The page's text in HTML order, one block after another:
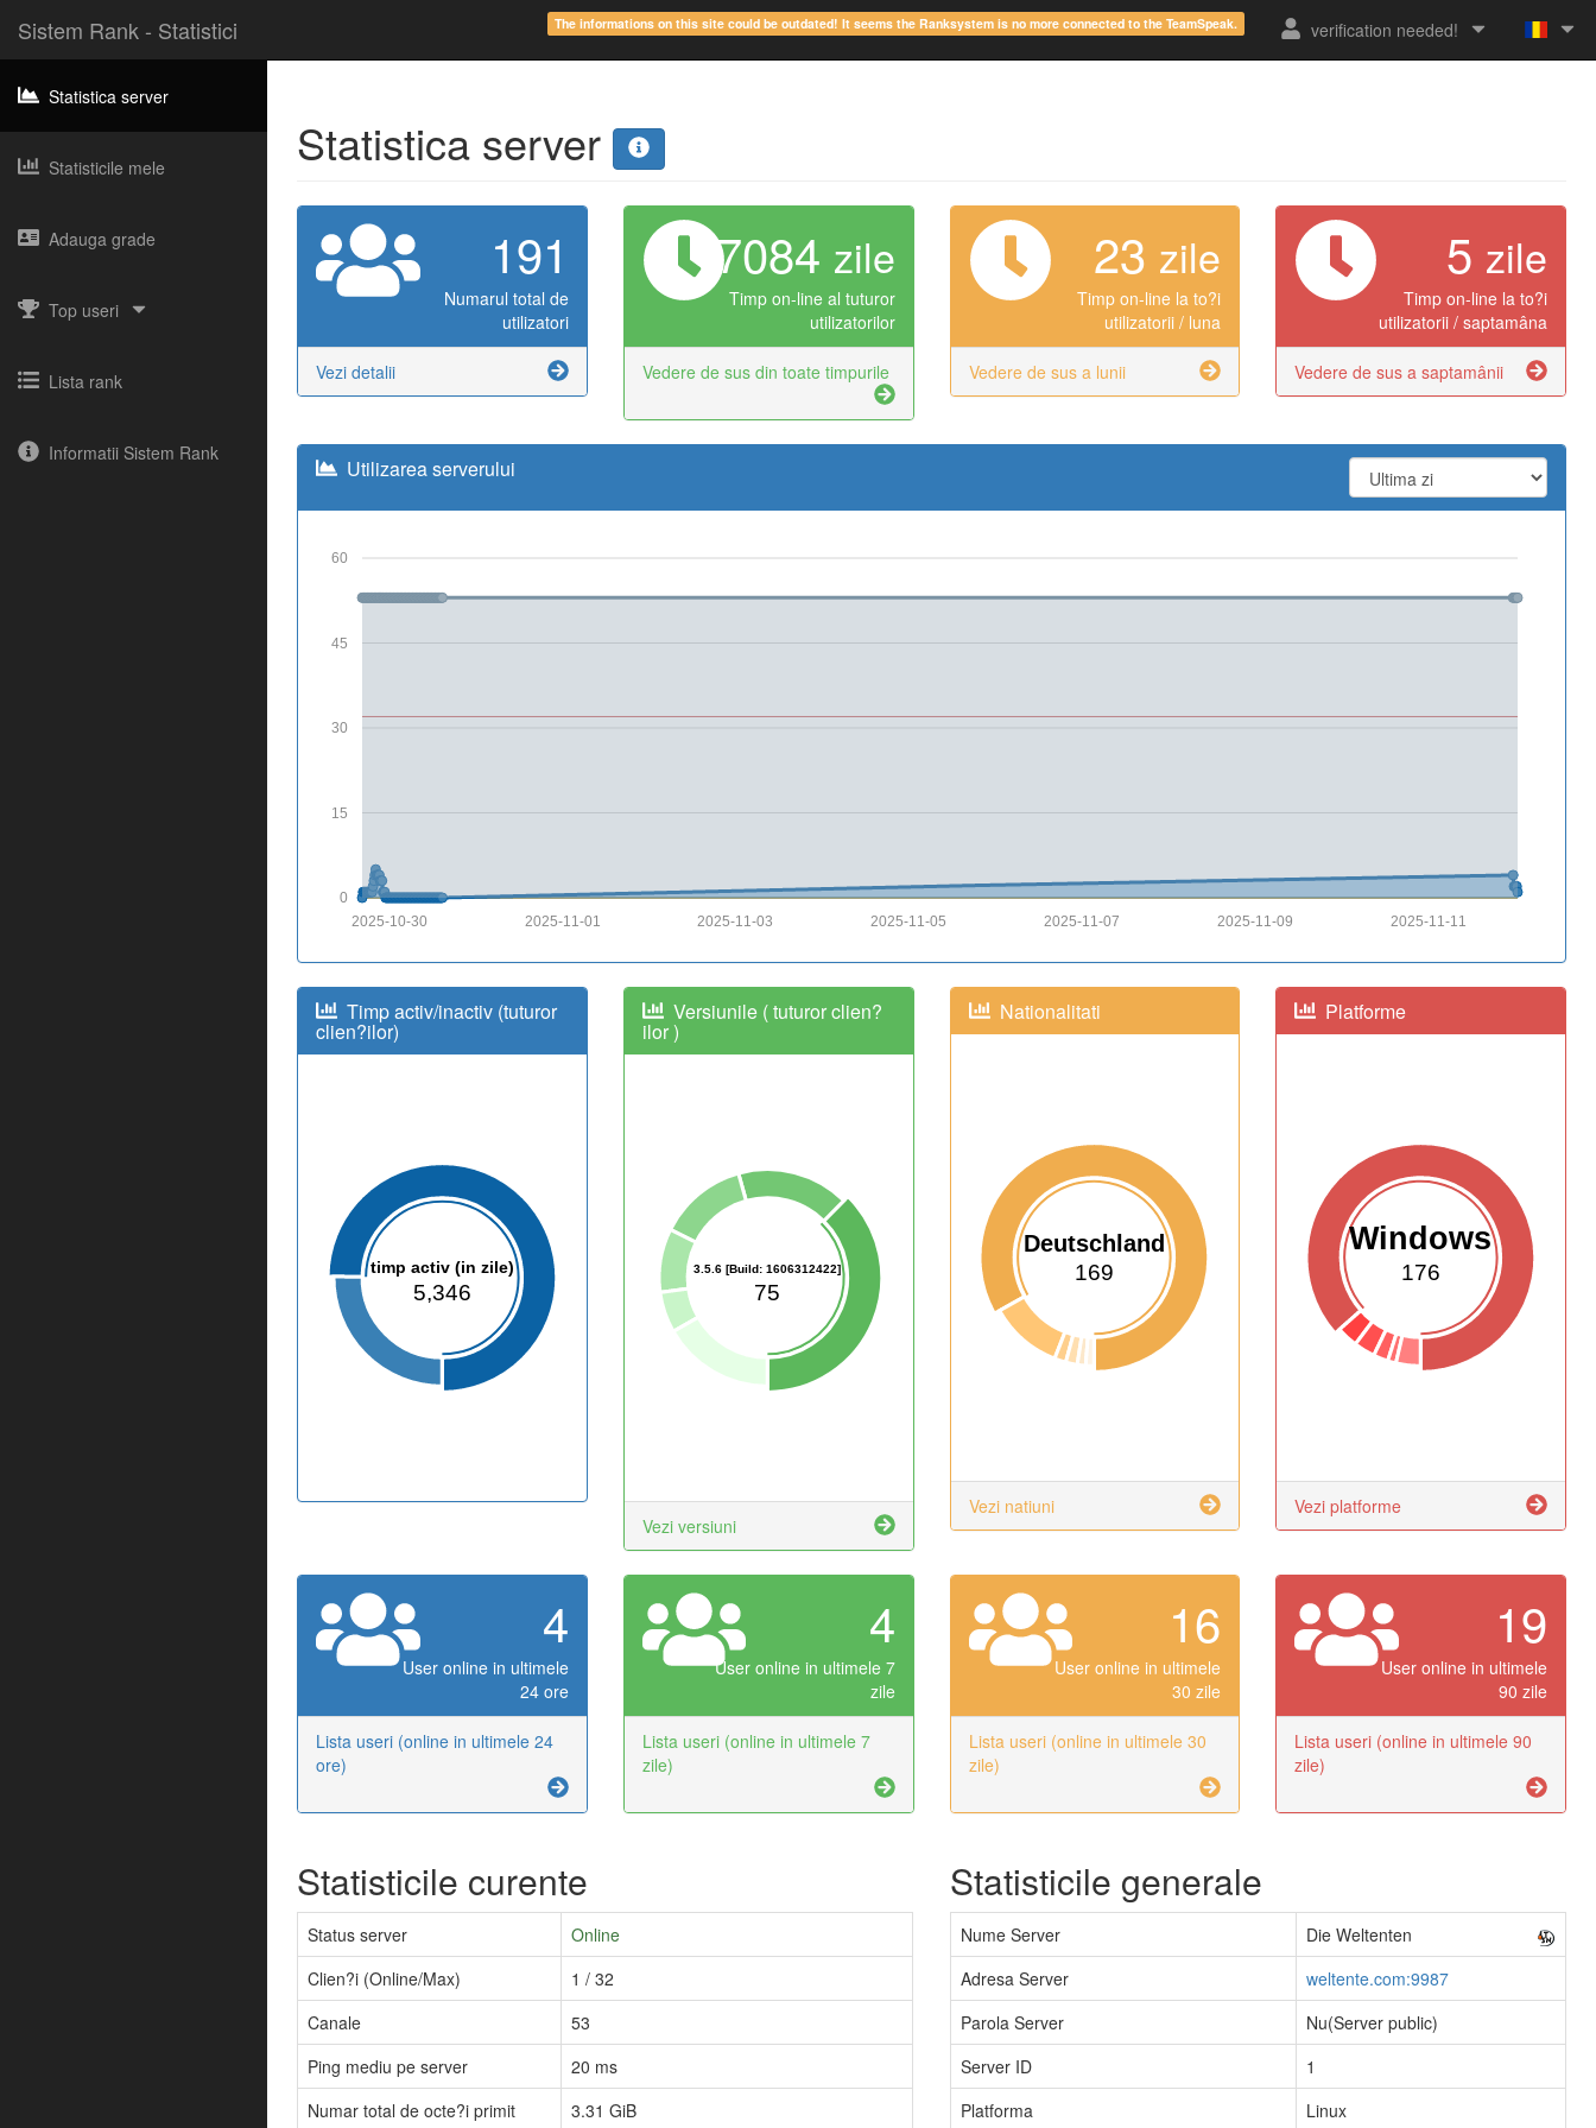
Sistem Rank - Statistici The informations on this site could be outdated! It seems the Ranksystem is no more connected to the TeamSpeak. verification needed!
Statistica server
Statisticile mele
Adauga grade
Top useri
Lista rank
Informatii Sistem Rank
Statistica server
191
Numarul total de
utilizatori
Vezi detalii
7084 zile
Timp on-line al tuturor
utilizatorilor
Vedere de sus din toate timpurile
23 zile
Timp on-line la to?i
utilizatorii / luna
Vedere de sus a lunii
5 zile
Timp on-line la to?i
utilizatorii / saptamâna
Vedere de sus a saptamânii
Utilizarea serverului
0
15
30
45
60
2025-11-11
2025-11-09
2025-11-07
2025-11-05
2025-11-03
2025-11-01
2025-10-30
Timp activ/inactiv (tuturor
clien?ilor)
timp activ (in zile)
5,346
Versiunile ( tuturor clien?
ilor )
3.5.6 [Build: 1606312422]
75
Vezi versiuni
Nationalitati
Deutschland
169
Vezi natiuni
Platforme
Windows
176
Vezi platforme
4
User online in ultimele
24 ore
Lista useri (online in ultimele 24
ore)
4
User online in ultimele 7
zile
Lista useri (online in ultimele 7
zile)
16
User online in ultimele
30 zile
Lista useri (online in ultimele 30
zile)
19
User online in ultimele
90 zile
Lista useri (online in ultimele 90
zile)
Statisticile curente
Status server
Online
Clien?i (Online/Max)
1 / 32
Canale
53
Ping mediu pe server
20 ms
Numar total de octe?i primit
3.31 GiB
Statisticile generale
Nume Server
Die Weltenten
Adresa Server
weltente.com:9987
Parola Server
Nu(Server public)
Server ID
1
Platforma
Linux